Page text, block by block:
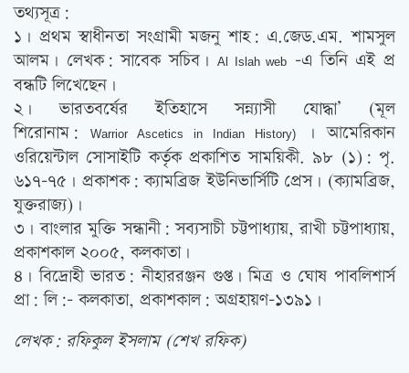
তথ্যসূত্র:
১। প্রথম স্বাধীনতা সংগ্রামী মজনু শাহ: এ.জেড.এম. শামসুল
আলম। লেখক: সাবেক সচিব।
Al Islah web
-এ তিনি এই প্র
বন্ধটি লিখেছেন।
২। ভারতবর্ষের ইতিহাসে সন্ন্যাসী যোদ্ধা’ (মূল
শিরোনাম:
Warrior Ascetics in Indian History)
। আমেরিকান
ওরিয়েন্টাল সোসাইটি কর্তৃক প্রকাশিত সাময়িকী. ৯৮ (১): পৃ.
৬১৭-৭৫। প্রকাশক: ক্যামব্রিজ ইউনিভার্সিটি প্রেস। (ক্যামব্রিজ,
যুক্তরাজ্য)।
৩। বাংলার মুক্তি সন্ধানী: সব্যসাচী চট্টপাধ্যায়, রাখী চট্টপাধ্যায়,
প্রকাশকাল ২০০৫, কলকাতা।
৪। বিদ্রোহী ভারত: নীহাররঞ্জন গুপ্ত। মিত্র ও ঘোষ পাবলিশার্স
প্রা: লি:- কলকাতা, প্রকাশকাল: অগ্রহায়ণ-১৩৯১।
লেখক: রফিকুল ইসলাম (শেখ রফিক)